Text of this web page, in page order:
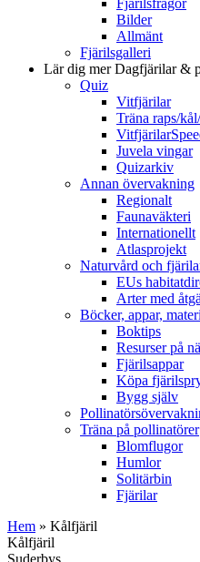
Bilder
Allmänt
Fjärilsgalleri
Lär dig merDagfjärilar &
Quiz
Vitfjärilar
Träna raps/
Juvela vingar
Quizarkiv
Annan övervakning
Regionalt
Faunaväkteri
Internationellt
Atlasprojekt
Naturvård och
EUs
Arter med
Böcker, appar,
Boktips
Resurser på
Fjärilsappar
Köpa
Bygg själv
Träna på pollinatörer
Blomflugor
Humlor
Solitärbin
Fjärilar
Hem » Kålfjäril
Kålfjäril
Suderbys